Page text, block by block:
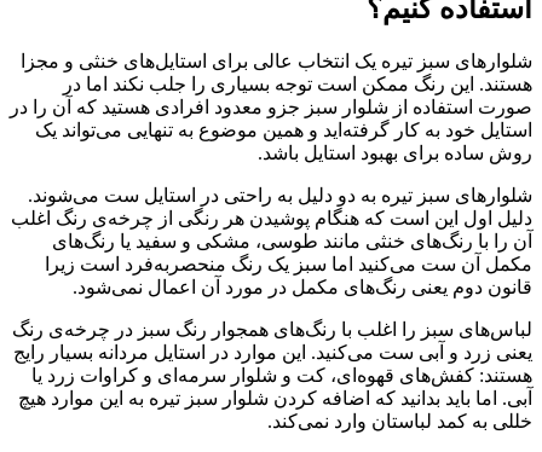
استفاده کنیم؟
شلوارهای سبز تیره یک انتخاب عالی برای استایل‌های خنثی و مجزا
هستند. این رنگ ممکن است توجه بسیاری را جلب نکند اما در
صورت استفاده از شلوار سبز جزو معدود افرادی هستید که آن را در
استایل خود به کار گرفته‌اید و همین موضوع به تنهایی می‌تواند یک
روش ساده برای بهبود استایل باشد.
شلوارهای سبز تیره به دو دلیل به راحتی در استایل ست می‌شوند.
دلیل اول این است که هنگام پوشیدن هر رنگی از چرخه‌ی رنگ اغلب
آن را با رنگ‌های خنثی مانند طوسی، مشکی و سفید یا رنگ‌های
مکمل آن ست می‌کنید اما سبز یک رنگ منحصربه‌فرد است زیرا
قانون دوم یعنی رنگ‌های مکمل در مورد آن اعمال نمی‌شود.
لباس‌های سبز را اغلب با رنگ‌های همجوار رنگ سبز در چرخه‌ی رنگ
یعنی زرد و آبی ست می‌کنید. این موارد در استایل مردانه بسیار رایج
هستند: کفش‌های قهوه‌ای، کت و شلوار سرمه‌ای و کراوات زرد یا
آبی. اما باید بدانید که اضافه کردن شلوار سبز تیره به این موارد هیچ
خللی به کمد لباستان وارد نمی‌کند.